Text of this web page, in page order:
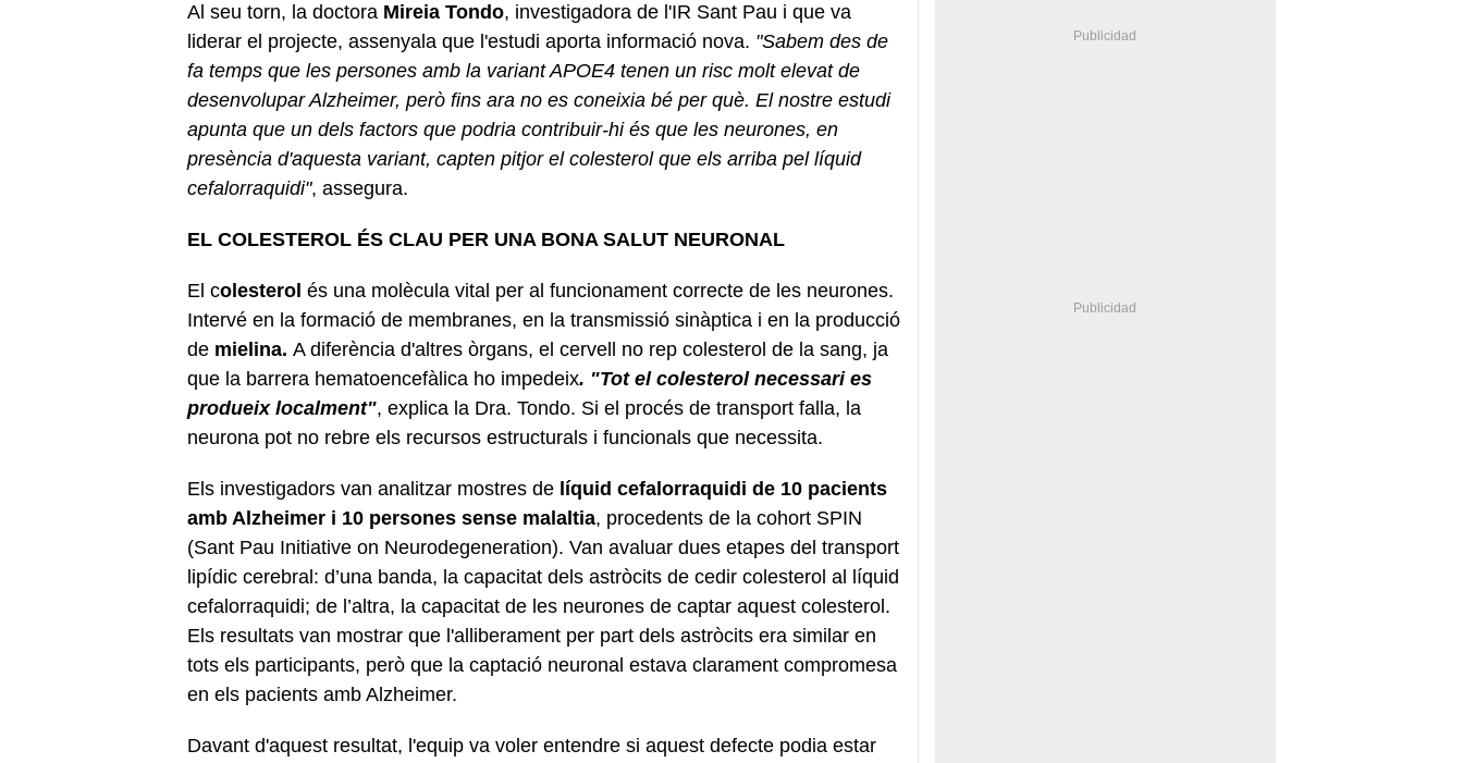
Al seu torn, la doctora Mireia Tondo, investigadora de l'IR Sant Pau i que va
liderar el projecte, assenyala que l'estudi aporta informació nova. "Sabem des de
fa temps que les persones amb la variant APOE4 tenen un risc molt elevat de
desenvolupar Alzheimer, però fins ara no es coneixia bé per què. El nostre estudi
apunta que un dels factors que podria contribuir-hi és que les neurones, en
presència d'aquesta variant, capten pitjor el colesterol que els arriba pel líquid
cefalorraquidi", assegura.
EL COLESTEROL ÉS CLAU PER UNA BONA SALUT NEURONAL
El colesterol és una molècula vital per al funcionament correcte de les neurones.
Intervé en la formació de membranes, en la transmissió sinàptica i en la producció
de mielina. A diferència d'altres òrgans, el cervell no rep colesterol de la sang, ja
que la barrera hematoencefàlica ho impedeix. "Tot el colesterol necessari es
produeix localment", explica la Dra. Tondo. Si el procés de transport falla, la
neurona pot no rebre els recursos estructurals i funcionals que necessita.
Els investigadors van analitzar mostres de líquid cefalorraquidi de 10 pacients
amb Alzheimer i 10 persones sense malaltia, procedents de la cohort SPIN
(Sant Pau Initiative on Neurodegeneration). Van avaluar dues etapes del transport
lipídic cerebral: d’una banda, la capacitat dels astròcits de cedir colesterol al líquid
cefalorraquidi; de l’altra, la capacitat de les neurones de captar aquest colesterol.
Els resultats van mostrar que l'alliberament per part dels astròcits era similar en
tots els participants, però que la captació neuronal estava clarament compromesa
en els pacients amb Alzheimer.
Davant d'aquest resultat, l'equip va voler entendre si aquest defecte podia estar